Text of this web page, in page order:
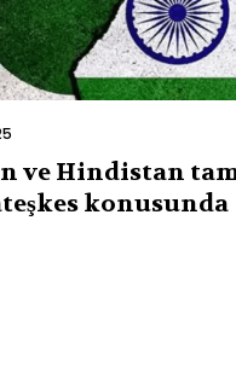
ve Hindistan
konusunda